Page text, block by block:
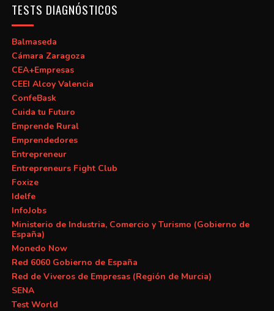
TESTS DIAGNÓSTICOS
Balmaseda
Cámara Zaragoza
CEA+Empresas
CEEI Alcoy Valencia
ConfeBask
Cuida tu Futuro
Emprende Rural
Emprendedores
Entrepreneur
Entrepreneurs Fight Club
Foxize
Idelfe
InfoJobs
Ministerio de Industria, Comercio y Turismo (Gobierno de
España)
Monedo Now
Red 6060 Gobierno de España
Red de Viveros de Empresas (Región de Murcia)
SENA
Test World